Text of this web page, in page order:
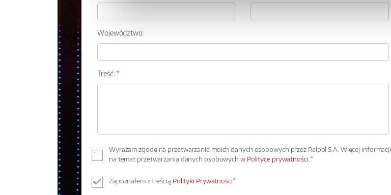
Województwo:
Treść: *
Wyrażam zgodę na przetwarzanie moich danych osobowych przez Relpol S.A. Więcej informacji
na temat przetwarzania danych osobowych w Polityce prywatności.*
Zapoznałem z treścią Polityki Prywatności*